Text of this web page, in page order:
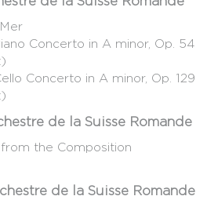
Concerto in A minor, Op. 54
Concerto in A minor, Op. 129
de la Suisse Romande
the Composition
de la Suisse Romande